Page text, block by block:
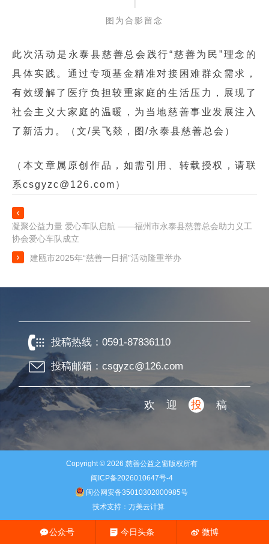
图为合影留念
此次活动是永泰县慈善总会践行“慈善为民”理念的
具体实践。通过专项基金精准对接困难群众需求，
有效缓解了医疗负担较重家庭的生活压力，展现了
社会主义大家庭的温暖，为当地慈善事业发展注入
了新活力。（文/吴飞燚，图/永泰县慈善总会）
（本文章属原创作品，如需引用、转载授权，请联
系csgyzc@126.com）

凝聚公益力量 爱心车队启航 ——福州市永泰县慈善总会助力义工
协会爱心车队成立

建瓯市2025年“慈善一日捐”活动隆重举办
投稿热线： 0591-87836110
投稿邮箱：csgyzc@126.com
欢迎 投 稿
Copyright © 2026 慈善公益之窗版权所有
闽ICP备2026010647号-4
闽公网安备35010302000985号
技术支持： 万美云计算
公众号 今日头条 微博